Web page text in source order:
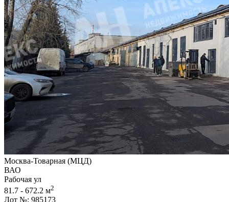
Москва-Товарная (МЦД)
ВАО
Рабочая ул
81.7 - 672.2 м2
Лот №: 985173